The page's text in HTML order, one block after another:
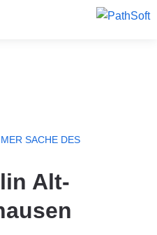
SACHE DES
Alt-